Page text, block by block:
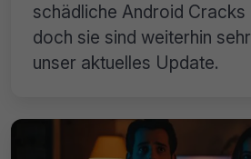
schädliche Android Cracks
doch sie sind weiterhin
unser aktuelles Update.